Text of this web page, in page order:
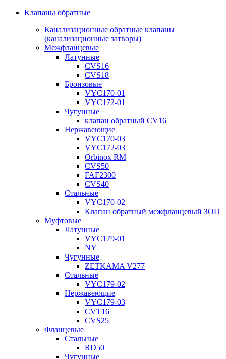
Клапаны обратные
Канализационные обратные клапаны
(канализационные затворы)
Межфланцевые
Латунные
CVS16
CVS18
Бронзовые
VYC170-01
VYC172-01
Чугунные
клапан обратный CV16
Нержавеющие
VYC170-03
VYC172-03
Orbinox RM
CVS50
FAF2300
CVS40
Стальные
VYC170-02
Клапан обратный межфланцевый ЗОП
Муфтовые
Латунные
VYC179-01
NY
Чугунные
ZETKAMA V277
Стальные
VYC179-02
Нержавеющие
VYC179-03
CVT16
CVS25
Фланцевые
Стальные
RD50
Чугунные